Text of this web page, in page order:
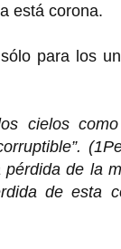
está corona.
para los
cielos
de la
de esta